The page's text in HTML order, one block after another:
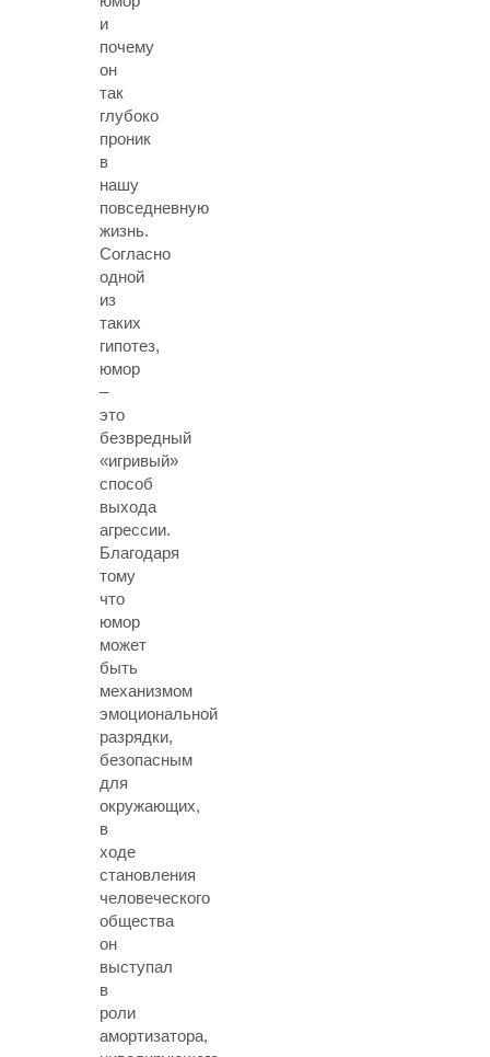
и
почему
он
так
глубоко
проник
в
нашу
повседневную
жизнь.
Согласно
одной
из
таких
гипотез,
юмор
–
это
безвредный
«игривый»
способ
выхода
агрессии.
Благодаря
тому
что
юмор
может
быть
механизмом
эмоциональной
разрядки,
безопасным
для
окружающих,
в
ходе
становления
человеческого
общества
он
выступал
в
роли
амортизатора,